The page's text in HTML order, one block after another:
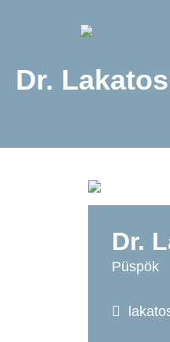
Dr.
Dr.
Püspök